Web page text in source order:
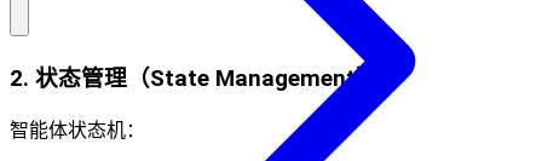
2. 状态管理（State Management）
智能体状态机：